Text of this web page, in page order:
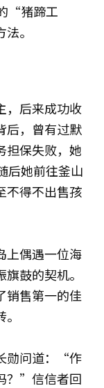
“猪蹄工
。
，后来成功收
后，曾有过默
担保失败，她
后她前往釜山
不得不出售孩
上偶遇一位海
鼓的契机。
销售第一的佳
勋问道：“作
？”信信者回